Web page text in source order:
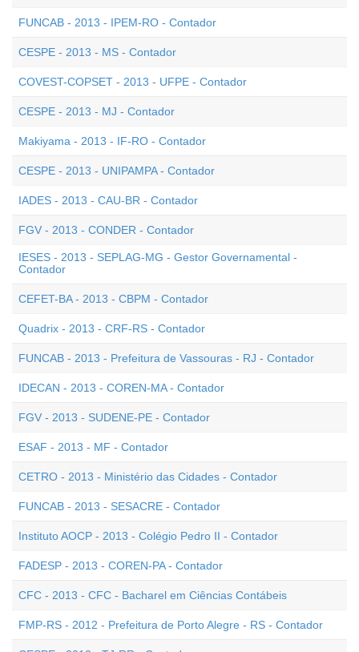
FUNCAB - 2013 - IPEM-RO - Contador
CESPE - 2013 - MS - Contador
COVEST-COPSET - 2013 - UFPE - Contador
CESPE - 2013 - MJ - Contador
Makiyama - 2013 - IF-RO - Contador
CESPE - 2013 - UNIPAMPA - Contador
IADES - 2013 - CAU-BR - Contador
FGV - 2013 - CONDER - Contador
IESES - 2013 - SEPLAG-MG - Gestor Governamental -
Contador
CEFET-BA - 2013 - CBPM - Contador
Quadrix - 2013 - CRF-RS - Contador
FUNCAB - 2013 - Prefeitura de Vassouras - RJ - Contador
IDECAN - 2013 - COREN-MA - Contador
FGV - 2013 - SUDENE-PE - Contador
ESAF - 2013 - MF - Contador
CETRO - 2013 - Ministério das Cidades - Contador
FUNCAB - 2013 - SESACRE - Contador
Instituto AOCP - 2013 - Colégio Pedro II - Contador
FADESP - 2013 - COREN-PA - Contador
CFC - 2013 - CFC - Bacharel em Ciências Contábeis
FMP-RS - 2012 - Prefeitura de Porto Alegre - RS - Contador